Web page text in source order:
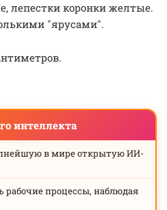
лепестки коронки желтые.
"ярусами".
интеллекта
в мире открытую ИИ-
рабочие процессы, наблюдая